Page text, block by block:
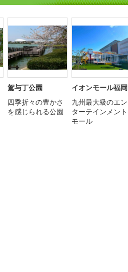
駕与丁公園
四季折々の豊かさ
を感じられる公園
イオンモール福岡
九州最大級のエン
ターテインメント
モール